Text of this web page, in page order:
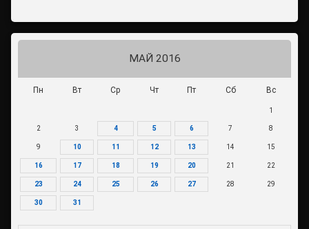
МАЙ 2016
Пн Вт Ср Чт Пт Сб Вс
1
2 3 4 5 6 7 8
9 10 11 12 13 14 15
16 17 18 19 20 21 22
23 24 25 26 27 28 29
30 31